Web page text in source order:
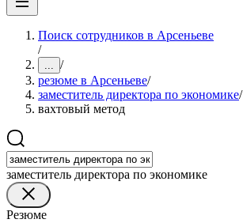
Поиск сотрудников в Арсеньеве
/
... /
резюме в Арсеньеве/
заместитель директора по экономике/
вахтовый метод
заместитель директора по экономике
Резюме